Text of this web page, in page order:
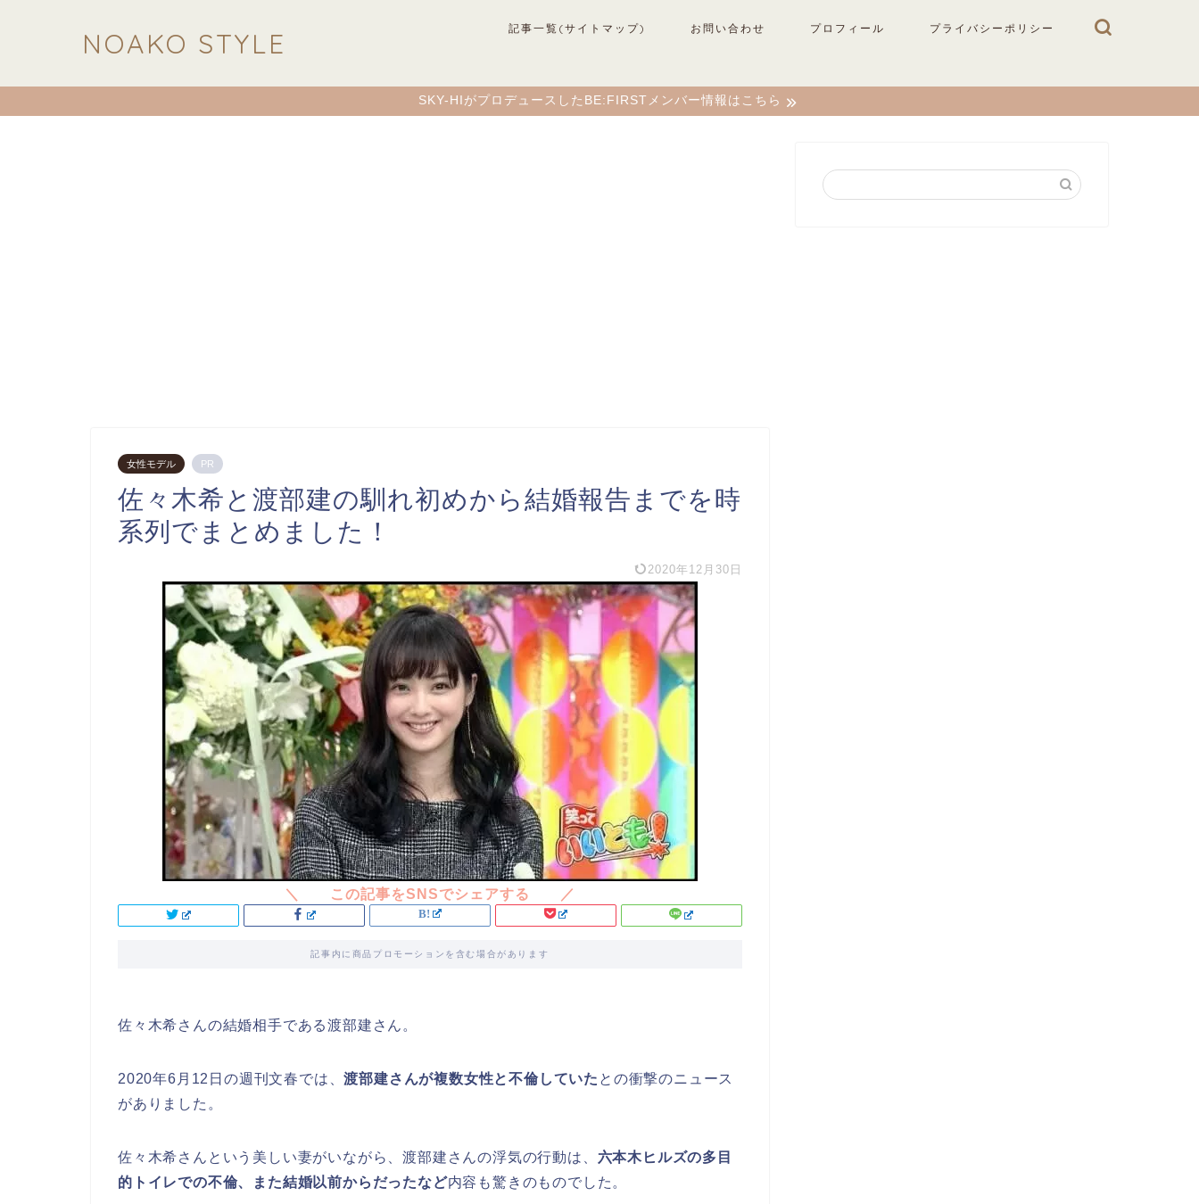
NOAKO STYLE 記事一覧(サイトマップ) お問い合わせ プロフィール プライバシーポリシー
SKY-HIがプロデュースしたBE:FIRSTメンバー情報はこちら
女性モデル PR
佐々木希と渡部建の馴れ初めから結婚報告までを時
系列でまとめました！
2020年12月30日
記事内に商品プロモーションを含む場合があります
佐々木希さんの結婚相手である渡部建さん。
2020年6月12日の週刊文春では、渡部建さんが複数女性と不倫していた との衝撃のニュース
がありました。
佐々木希さんという美しい妻がいながら、渡部建さんの浮気の行動は、 六本木ヒルズの多目
的トイレでの不倫、また結婚以前からだったなど内容も驚きのものでした。